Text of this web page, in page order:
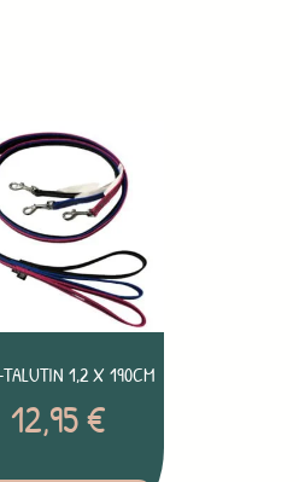
1,2 X 190CM
12,95€